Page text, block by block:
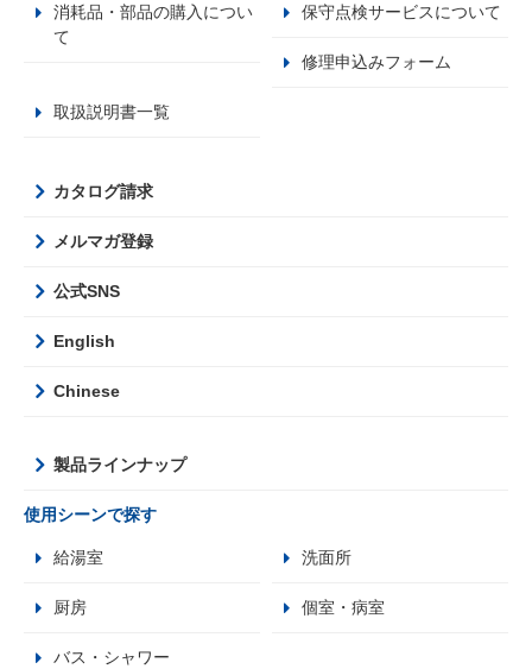
消耗品・部品の購入につい
て
保守点検サービスについて
修理申込みフォーム
取扱説明書一覧
カタログ請求
メルマガ登録
公式SNS
English
Chinese
製品ラインナップ
使用シーンで探す
給湯室 洗面所
厨房 個室・病室
バス・シャワー